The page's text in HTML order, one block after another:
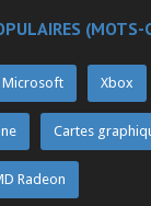
(MOTS-
Microsoft Xbox
Cartes
Radeon